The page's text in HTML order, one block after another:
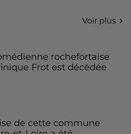
Voir plus
rochefortaise
Frot est décédée
de cette commune